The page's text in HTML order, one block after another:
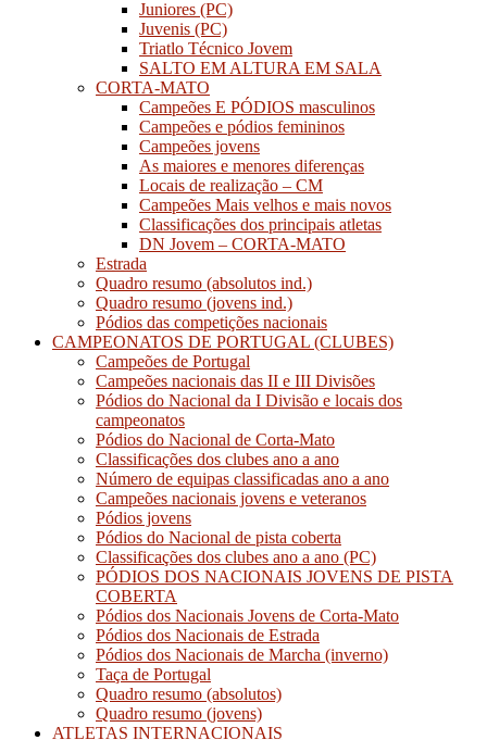
Juniores (PC)
Juvenis (PC)
Triatlo Técnico Jovem
SALTO EM ALTURA EM SALA
CORTA-MATO
Campeões E PÓDIOS masculinos
Campeões e pódios femininos
Campeões jovens
As maiores e menores diferenças
Locais de realização – CM
Campeões Mais velhos e mais novos
Classificações dos principais atletas
DN Jovem – CORTA-MATO
Estrada
Quadro resumo (absolutos ind.)
Quadro resumo (jovens ind.)
Pódios das competições nacionais
CAMPEONATOS DE PORTUGAL (CLUBES)
Campeões de Portugal
Campeões nacionais das II e III Divisões
Pódios do Nacional da I Divisão e locais dos
campeonatos
Pódios do Nacional de Corta-Mato
Classificações dos clubes ano a ano
Número de equipas classificadas ano a ano
Campeões nacionais jovens e veteranos
Pódios jovens
Pódios do Nacional de pista coberta
Classificações dos clubes ano a ano (PC)
PÓDIOS DOS NACIONAIS JOVENS DE PISTA
COBERTA
Pódios dos Nacionais Jovens de Corta-Mato
Pódios dos Nacionais de Estrada
Pódios dos Nacionais de Marcha (inverno)
Taça de Portugal
Quadro resumo (absolutos)
Quadro resumo (jovens)
ATLETAS INTERNACIONAIS